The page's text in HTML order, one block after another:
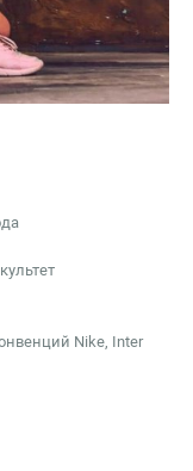
Nike, Inter